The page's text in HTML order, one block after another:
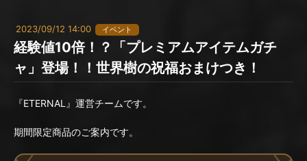
2023/09/12 14:00 イベント
経験値10倍！？「プレミアムアイテムガチ
ャ」登場！！世界樹の祝福おまけつき！
『ETERNAL』運営チームです。
期間限定商品のご案内です。